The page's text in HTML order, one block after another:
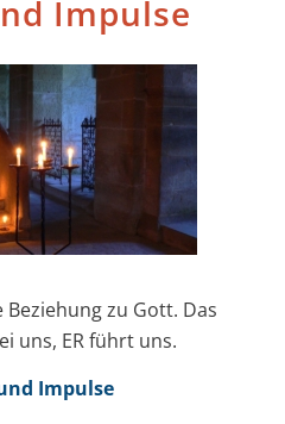
Impulse
zu Gott. Das
uns, ER führt uns.
Impulse